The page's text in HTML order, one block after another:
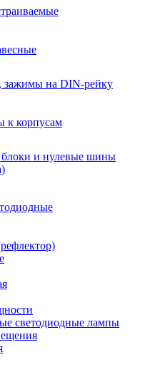
зажимы на DIN-рейку
к корпусам
и нулевые шины
светодиодные лампы